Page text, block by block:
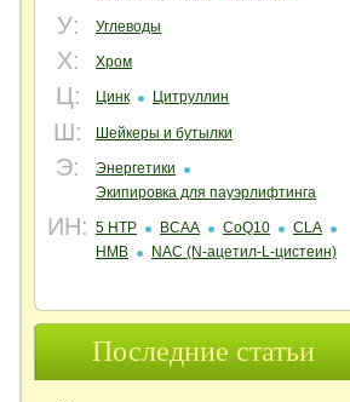
У: Углеводы
Х: Хром
Ц: Цинк Цитруллин
Ш: Шейкеры и бутылки
Э:
Энергетики
Экипировка для пауэрлифтинга
ИН: 5 HTP BCAA CoQ10
CLA
HMB
NAC (N‑ацетил‑L‑цистеин)
Последние статьи